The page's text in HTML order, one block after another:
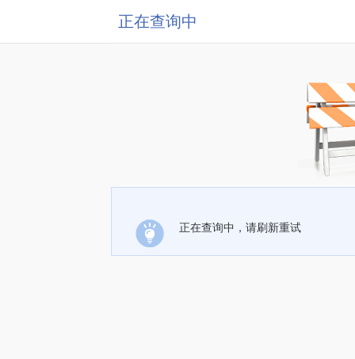
正在查询中
正在查询中，请刷新重试